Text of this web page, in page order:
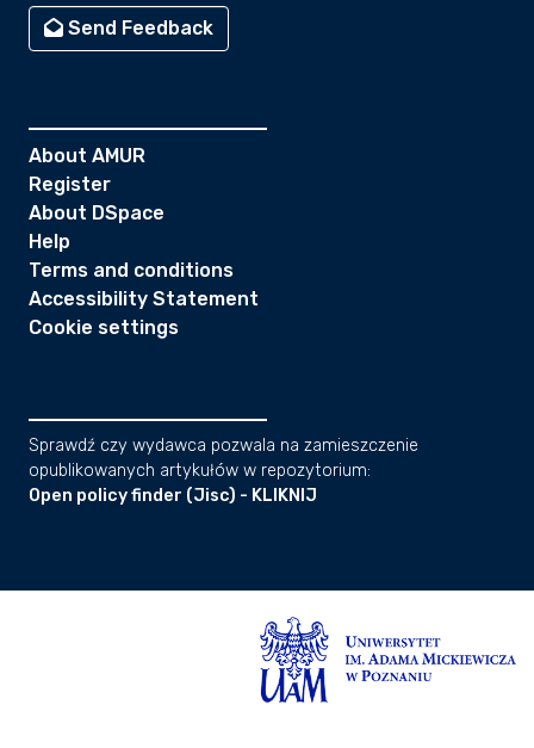
Send Feedback
About AMUR
Register
About DSpace
Help
Terms and conditions
Accessibility Statement
Cookie settings
Sprawdź czy wydawca pozwala na zamieszczenie
opublikowanych artykułów w repozytorium:
Open policy finder (Jisc) - KLIKNIJ